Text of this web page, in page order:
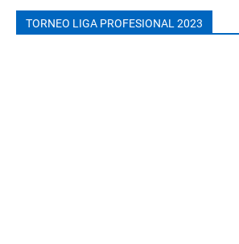
TORNEO LIGA PROFESIONAL 2023